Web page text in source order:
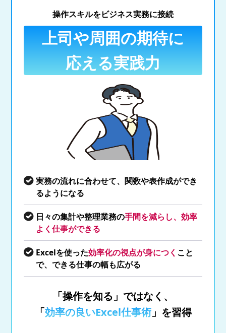
操作スキルをビジネス実務に接続
上司や周囲の期待に
応える実践力
実務の流れに合わせて、関数や表作成ができ
るようになる
日々の集計や整理業務の手間を減らし、効率
よく仕事ができる
Excelを使った効率化の視点が身につく こと
で、できる仕事の幅も広がる
「操作を知る」ではなく、
「効率の良いExcel仕事術」を習得